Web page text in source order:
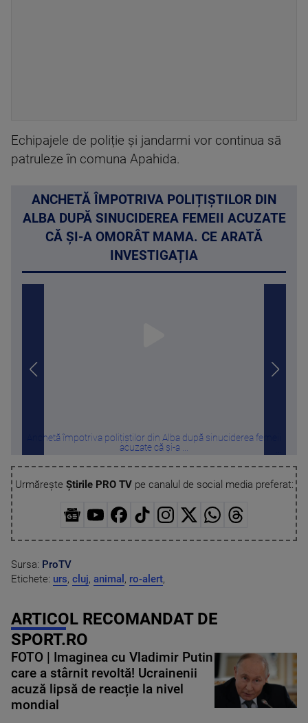
Echipajele de poliție și jandarmi vor continua să
patruleze în comuna Apahida.
ANCHETĂ ÎMPOTRIVA POLIȚIȘTILOR DIN
ALBA DUPĂ SINUCIDEREA FEMEII ACUZATE
CĂ ȘI-A OMORÂT MAMA. CE ARATĂ
INVESTIGAȚIA
Anchetă împotriva polițiștilor din Alba după sinuciderea femeii
acuzate că și-a ...
Urmărește Știrile PRO TVpe canalul de social media preferat:
Sursa: ProTV
Etichete: urs, cluj, animal , ro-alert,
ARTICOL RECOMANDAT DE
SPORT.RO
FOTO | Imaginea cu Vladimir Putin
care a stârnit revoltă! Ucrainenii
acuză lipsă de reacție la nivel
mondial